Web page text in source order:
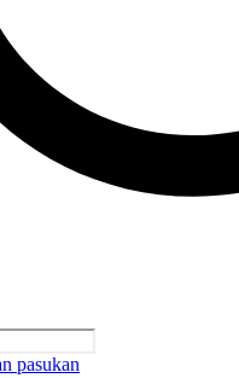
pasukan